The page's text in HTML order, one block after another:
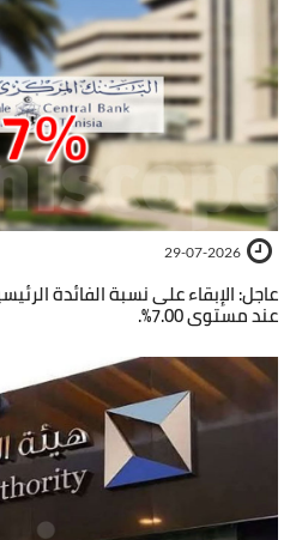
29-07-2026
عاجل: الإبقاء على نسبة الفائدة
عند مستوى 7.00%.